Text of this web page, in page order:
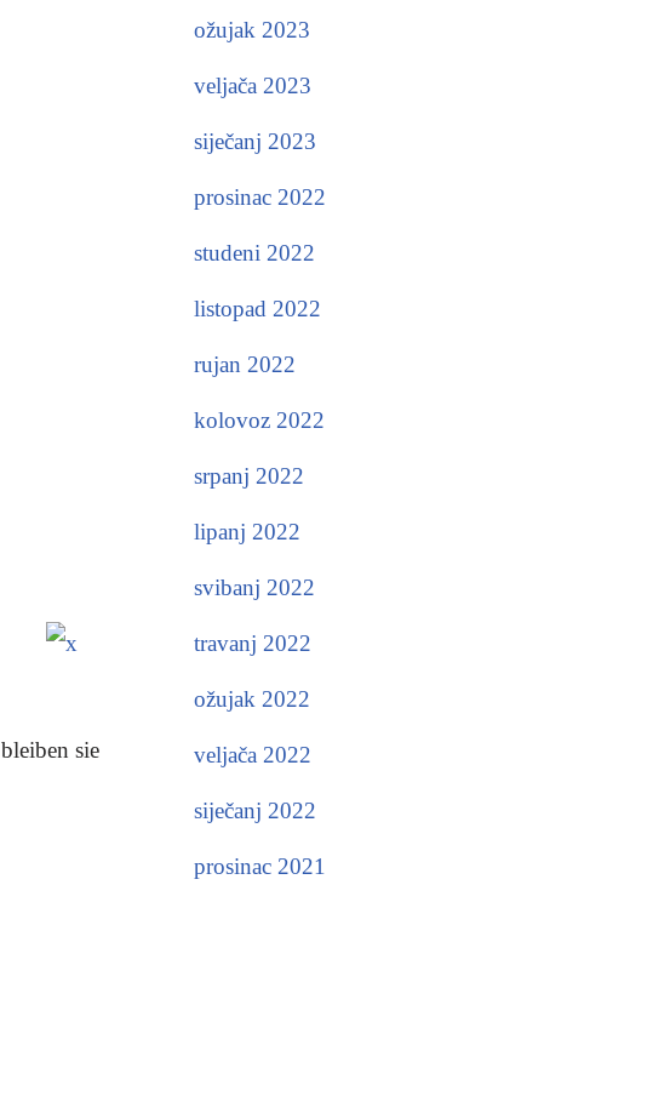
sie
ožujak 2023
veljača 2023
siječanj 2023
prosinac 2022
studeni 2022
listopad 2022
rujan 2022
kolovoz 2022
srpanj 2022
lipanj 2022
svibanj 2022
travanj 2022
ožujak 2022
veljača 2022
siječanj 2022
prosinac 2021